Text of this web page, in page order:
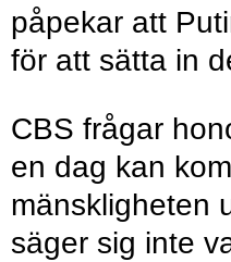
påpekar att
för att sätta in
CBS frågar
en dag kan
mänskligheten
säger sig inte